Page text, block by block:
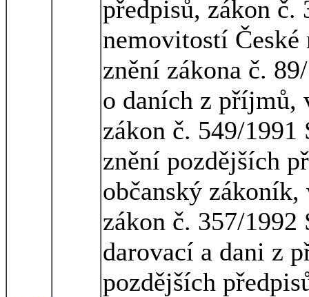
předpisů, zákon č.
nemovitostí
znění zákona č.
o daních z příjmů,
zákon č. 549/1991
znění pozdějších
občanský zákoník,
zákon č. 357/1992
darovací a dani z
pozdějších